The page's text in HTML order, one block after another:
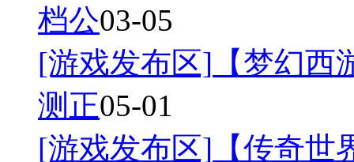
档公03-05
[游戏发布区] 【梦幻
测正05-01
[游戏发布区] 【传奇